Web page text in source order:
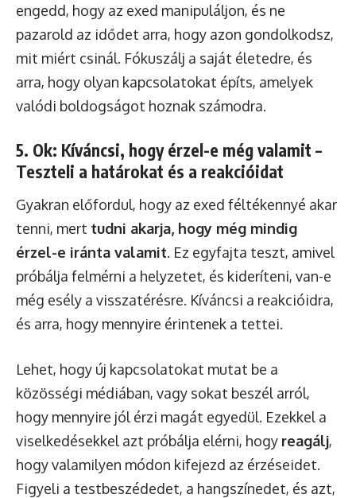
engedd, hogy az exed manipuláljon, és ne
pazarold az idődet arra, hogy azon gondolkodsz,
mit miért csinál. Fókuszálj a saját életedre, és
arra, hogy olyan kapcsolatokat építs, amelyek
valódi boldogságot hoznak számodra.
5. Ok: Kíváncsi, hogy érzel-e még valamit –
Teszteli a határokat és a reakcióidat
Gyakran előfordul, hogy az exed féltékennyé akar
tenni, mert tudni akarja, hogy még mindig
érzel-e iránta valamit. Ez egyfajta teszt, amivel
próbálja felmérni a helyzetet, és kideríteni, van-e
még esély a visszatérésre. Kíváncsi a reakcióidra,
és arra, hogy mennyire érintenek a tettei.
Lehet, hogy új kapcsolatokat mutat be a
közösségi médiában, vagy sokat beszél arról,
hogy mennyire jól érzi magát egyedül. Ezekkel a
viselkedésekkel azt próbálja elérni, hogy reagálj,
hogy valamilyen módon kifejezd az érzéseidet.
Figyeli a testbeszédedet, a hangszínedet, és azt,